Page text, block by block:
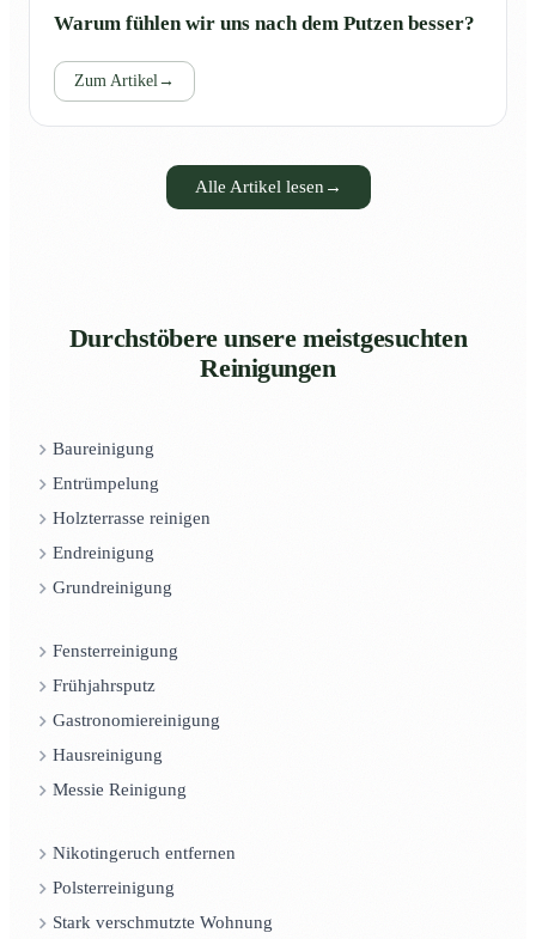
Warum fühlen wir uns nach dem Putzen besser?
Zum Artikel→
Alle Artikel lesen →
Durchstöbere unsere meistgesuchten
Reinigungen
Baureinigung
Entrümpelung
Holzterrasse reinigen
Endreinigung
Grundreinigung
Fensterreinigung
Frühjahrsputz
Gastronomiereinigung
Hausreinigung
Messie Reinigung
Nikotingeruch entfernen
Polsterreinigung
Stark verschmutzte Wohnung